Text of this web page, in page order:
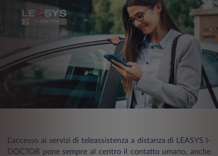
L’accesso ai servizi di teleassistenza a distanza di LEASYS I-
DOCTOR pone sempre al centro il contatto umano, anche